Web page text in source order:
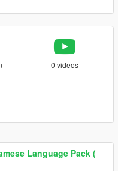
0 videos
Language Pack (